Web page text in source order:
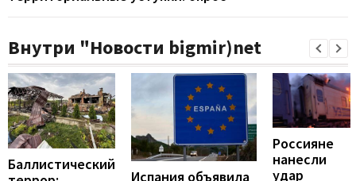
Внутри "Новости bigmir)net
Баллистический
Испания объявила
Россияне
нанесли
удар